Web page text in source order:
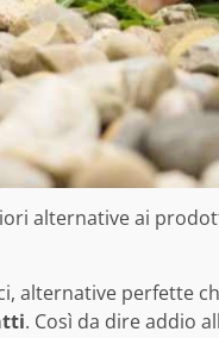
alternative ai
alternative perfette
. Così da dire addio